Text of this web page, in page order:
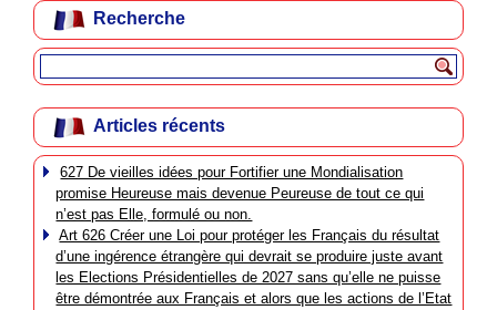
Recherche
Articles récents
627 De vieilles idées pour Fortifier une Mondialisation
promise Heureuse mais devenue Peureuse de tout ce qui
n’est pas Elle, formulé ou non.
Art 626 Créer une Loi pour protéger les Français du résultat
d’une ingérence étrangère qui devrait se produire juste avant
les Elections Présidentielles de 2027 sans qu’elle ne puisse
être démontrée aux Français et alors que les actions de l’Etat